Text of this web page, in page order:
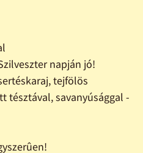
napján jó!
tejfölös
tésztával, savanyúsággal -